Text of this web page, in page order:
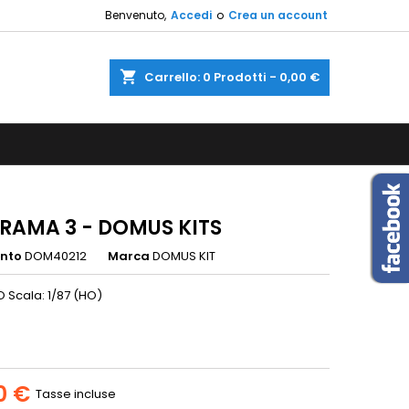
Benvenuto, Accedi o Crea un account
shopping_cart Carrello: 0 Prodotti - 0,00 €
3 - DOMUS KITS
DOM40212 Marca DOMUS KIT
Scala: 1/87 (HO)
€ Tasse incluse